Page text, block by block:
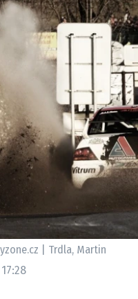
autoroad.cz je
| Trdla, Martin